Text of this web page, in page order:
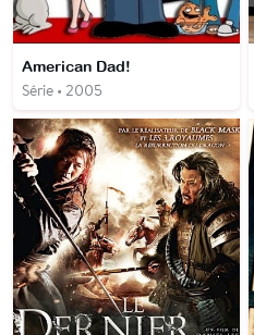
American Dad!
Série • 2005